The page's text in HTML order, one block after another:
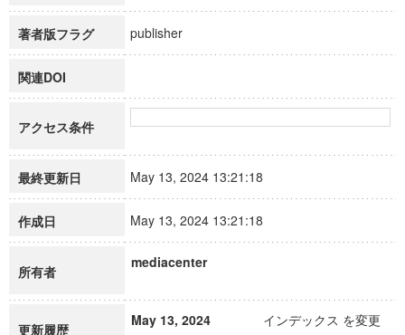
著者版フラグ publisher
関連DOI
アクセス条件
最終更新日 May 13, 2024 13:21:18
作成日 May 13, 2024 13:21:18
所有者
mediacenter
更新履歴
May 13, 2024 インデックス を変更